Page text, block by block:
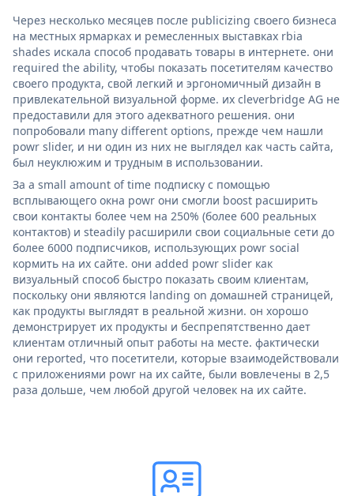
Через несколько месяцев после publicizing своего бизнеса
на местных ярмарках и ремесленных выставках rbia
shades искала способ продавать товары в интернете. они
required the ability, чтобы показать посетителям качество
своего продукта, свой легкий и эргономичный дизайн в
привлекательной визуальной форме. их cleverbridge AG не
предоставили для этого адекватного решения. они
попробовали many different options, прежде чем нашли
powr slider, и ни один из них не выглядел как часть сайта,
был неуклюжим и трудным в использовании.
За a small amount of time подписку с помощью
всплывающего окна powr они смогли boost расширить
свои контакты более чем на 250% (более 600 реальных
контактов) и steadily расширили свои социальные сети до
более 6000 подписчиков, использующих powr social
кормить на их сайте. они added powr slider как
визуальный способ быстро показать своим клиентам,
поскольку они являются landing on домашней страницей,
как продукты выглядят в реальной жизни. он хорошо
демонстрирует их продукты и беспрепятственно дает
клиентам отличный опыт работы на месте. фактически
они reported, что посетители, которые взаимодействовали
с приложениями powr на их сайте, были вовлечены в 2,5
раза дольше, чем любой другой человек на их сайте.